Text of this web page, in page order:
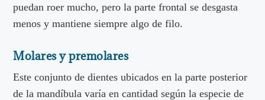
puedan roer mucho, pero la parte frontal se desgasta
menos y mantiene siempre algo de filo.
Molares y premolares
Este conjunto de dientes ubicados en la parte posterior
de la mandíbula varía en cantidad según la especie de